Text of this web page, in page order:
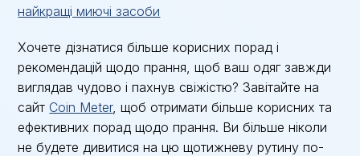
найкращі миючі засоби
Хочете дізнатися більше корисних порад і
рекомендацій щодо прання, щоб ваш одяг завжди
виглядав чудово і пахнув свіжістю? Завітайте на
сайт Coin Meter, щоб отримати більше корисних та
ефективних порад щодо прання. Ви більше ніколи
не будете дивитися на цю щотижневу рутину по-